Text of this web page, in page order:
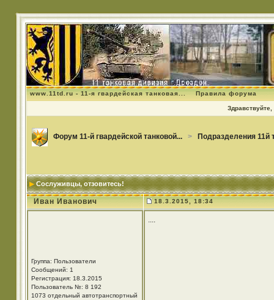
www.11td.ru - 11-я гвардейская танковая... Правила форума
Здравствуйте,
Форум 11-й гвардейской танковой... > Подразделения 11й
Сослуживцы, отзовитесь!
Иван Иванович 18.3.2015, 18:34
Группа: Пользователи
Сообщений: 1
Регистрация: 18.3.2015
Пользователь №: 8 192
1073 отдельный автотранспортный
....